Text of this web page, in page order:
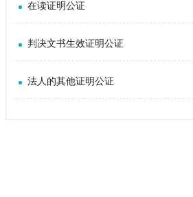
在读证明公证
判决文书生效证明公证
法人的其他证明公证